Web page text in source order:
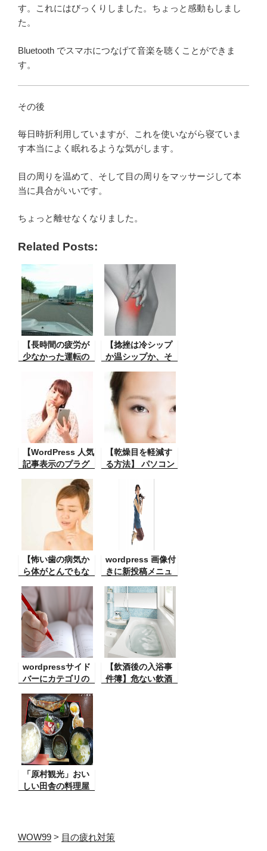
す。これにはびっくりしました。ちょっと感動もしまし
た。
Bluetooth でスマホにつなげて音楽を聴くことができま
す。
その後
毎日時折利用していますが、これを使いながら寝ていま
す本当によく眠れるような気がします。
目の周りを温めて、そして目の周りをマッサージして本
当に具合がいいです。
ちょっと離せなくなりました。
Related Posts:
【長時間の疲労が
少なかった運転の
運転するというこ
とは疲れるもので
すが、観光バスの
運転士さんからこ
んなことを聞きま
した。なるほど。
【捻挫は冷シップ
か温シップか、そ
は？？】捻挫とは
誰でもちょっとし
たことで体験する
ことです。今回私
もここでその体
験。シップについ
て。
【WordPress 人気
記事表示のプラグ
まった】ブログに
は人気記事の表示
というのが大切で
すがその表示が出
なくなってしまっ
た。そして解決。
【乾燥目を軽減す
る方法】 パソコン
だけでも乾燥目に
なるのですが、冬
は特に湿度が下が
るので余計にな
る。その対策。
【怖い歯の病気か
ら体がとんでもな
かった・・歯医者
に行っても治して
もらえずそれが原
因で
wordpress 画像付
きに新投稿メニュ
Recent Posts
Widget Extended
wordpressサイド
バーにカテゴリの
ーを作る方法（ウ
ィジット利用）
【飲酒後の入浴事
件簿】危ない飲酒
「原村観光」おい
しい田舎の料理屋
WOW99 > 目の疲れ対策